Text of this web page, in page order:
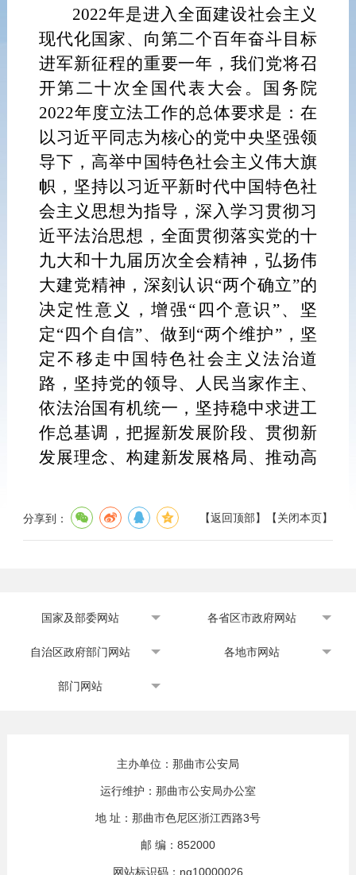
2022年是进入全面建设社会主义
现代化国家、向第二个百年奋斗目标
进军新征程的重要一年，我们党将召
开第二十次全国代表大会。国务院
2022年度立法工作的总体要求是：在
以习近平同志为核心的党中央坚强领
导下，高举中国特色社会主义伟大旗
帜，坚持以习近平新时代中国特色社
会主义思想为指导，深入学习贯彻习
近平法治思想，全面贯彻落实党的十
九大和十九届历次全会精神，弘扬伟
大建党精神，深刻认识“两个确立”的
决定性意义，增强“四个意识”、坚
定“四个自信”、做到“两个维护”，坚
定不移走中国特色社会主义法治道
路，坚持党的领导、人民当家作主、
依法治国有机统一，坚持稳中求进工
作总基调，把握新发展阶段、贯彻新
发展理念、构建新发展格局、推动高
域、涉外领域立法，不断提高立法质
量和效率，以高质量立法保障高质量
化国家提供有力的法治保障，以实际
行动迎接党的二十大胜利召开。
一、深入学习贯彻党的十九届六
的会议。全会通过的《中共中央关于
党的百年奋斗重大成就和历史经验的
决议》，系统回顾了中国共产党成立
分享到： 【返回顶部】 【关闭本页】
国家及部委网站 各省区市政府网站
自治区政府部门网站 各地市网站
部门网站
主办单位：那曲市公安局
运行维护：那曲市公安局办公室
地 址：那曲市色尼区浙江西路3号
邮 编：852000
网站标识码：nq10000026